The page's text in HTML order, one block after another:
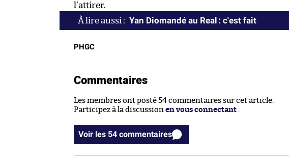
l’attirer.
Yan Diomandé au Real : c'est fait
PHGC
Commentaires
Les membres ont posté 54 commentaires sur cet article.
Participez à la discussion en vous connectant
Voir les 54 commentaires